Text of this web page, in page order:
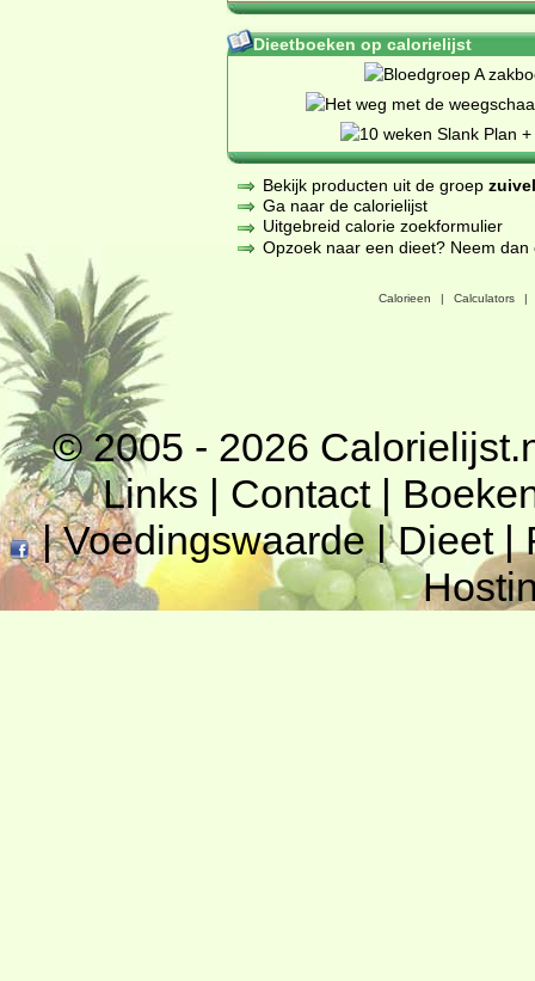
Dieetboeken op calorielijst
Bekijk producten uit de groep
Ga naar de calorielijst
Uitgebreid calorie zoekformulier
Opzoek naar een dieet? Neem
Calorieen | Calculators |
© 2005 - 2026
Links | Contact|
|Voedingswaarde|Dieet|